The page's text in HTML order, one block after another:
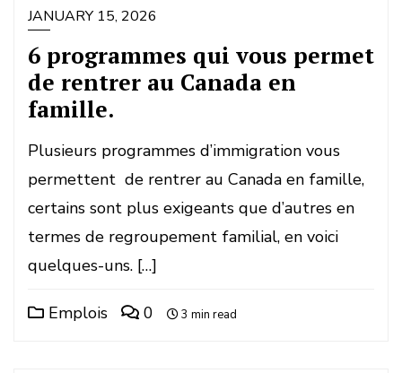
JANUARY 15, 2026
6 programmes qui vous permet
de rentrer au Canada en
famille.
Plusieurs programmes d’immigration vous
permettent de rentrer au Canada en famille,
certains sont plus exigeants que d’autres en
termes de regroupement familial, en voici
quelques-uns. […]
Emplois 0 3 min read